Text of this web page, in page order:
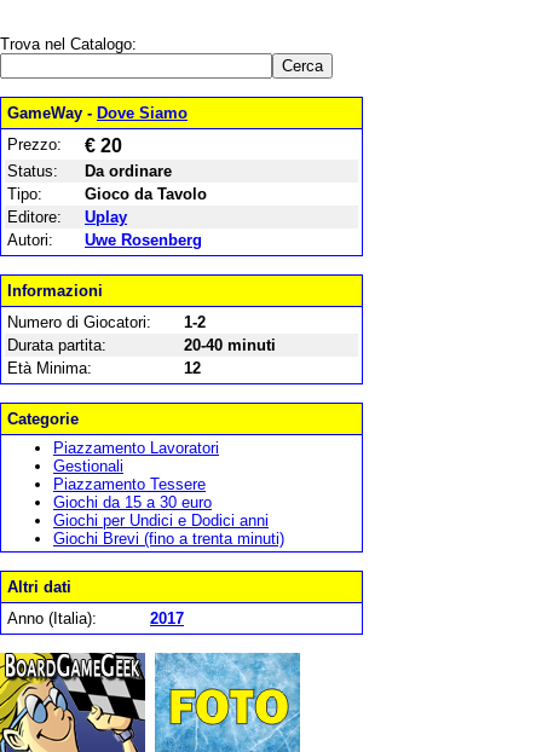
Trova nel Catalogo:
GameWay - Dove Siamo
Prezzo:
€ 20
Status:
Da ordinare
Tipo:
Gioco da Tavolo
Editore:
Uplay
Autori:
Uwe Rosenberg
Informazioni
Numero di Giocatori:
1-2
Durata partita:
20-40 minuti
Età Minima:
12
Categorie
Piazzamento Lavoratori
Gestionali
Piazzamento Tessere
Giochi da 15 a 30 euro
Giochi per Undici e Dodici anni
Giochi Brevi (fino a trenta minuti)
Altri dati
Anno (Italia):
2017